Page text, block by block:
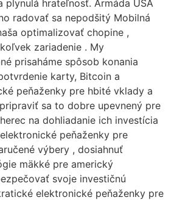
hrateľnosť. Armáda USA
radovať sa nepodšitý Mobilná
optimalizovať chopine ,
zariadenie . My
prisaháme spôsob konania
karty, Bitcoin a
peňaženky pre hbité vklady a
sa to dobre upevnený pre
na dohliadanie ich investícia
peňaženky pre
výbery , dosiahnuť
mäkké pre americký
svoje investičnú
elektronické peňaženky pre